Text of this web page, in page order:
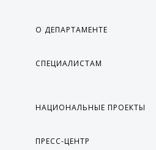
О ДЕПАРТАМЕНТЕ
СПЕЦИАЛИСТАМ
НАЦИОНАЛЬНЫЕ ПРОЕКТЫ
ПРЕСС-ЦЕНТР